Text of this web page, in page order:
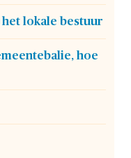
lokale bestuur
hoe